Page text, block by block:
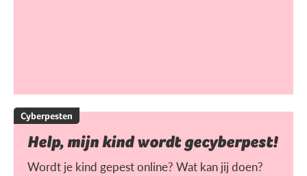
Cyberpesten
Help, mijn kind wordt gecyberpest!
Wordt je kind gepest online? Wat kan jij doen?